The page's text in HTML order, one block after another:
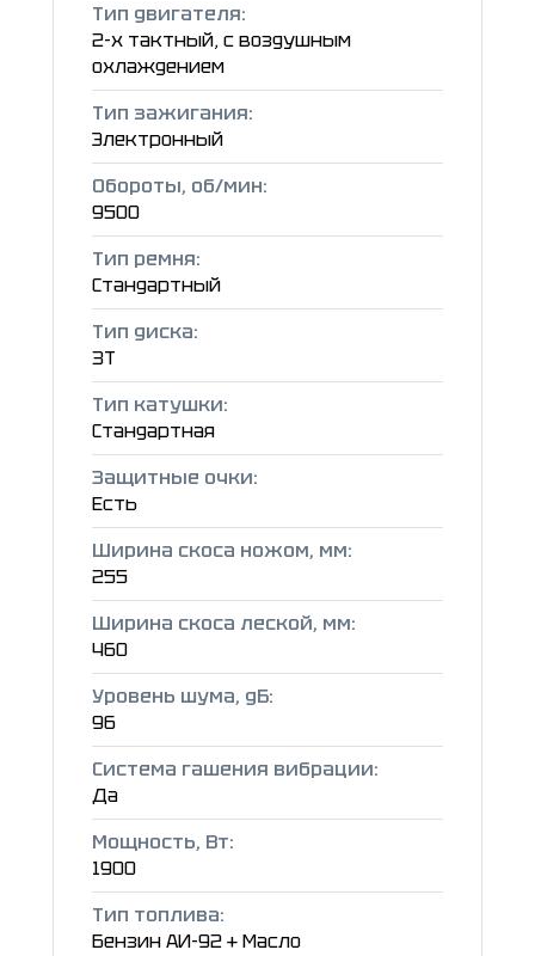
Тип двигателя:
2-х тактный, с воздушным
охлаждением
Тип зажигания:
Электронный
Обороты, об/мин:
9500
Тип ремня:
Стандартный
Тип диска:
3T
Тип катушки:
Стандартная
Защитные очки:
Есть
Ширина скоса ножом, мм:
255
Ширина скоса леской, мм:
460
Уровень шума, дБ:
96
Система гашения вибрации:
Да
Мощность, Вт:
1900
Тип топлива:
Бензин АИ-92 + Масло